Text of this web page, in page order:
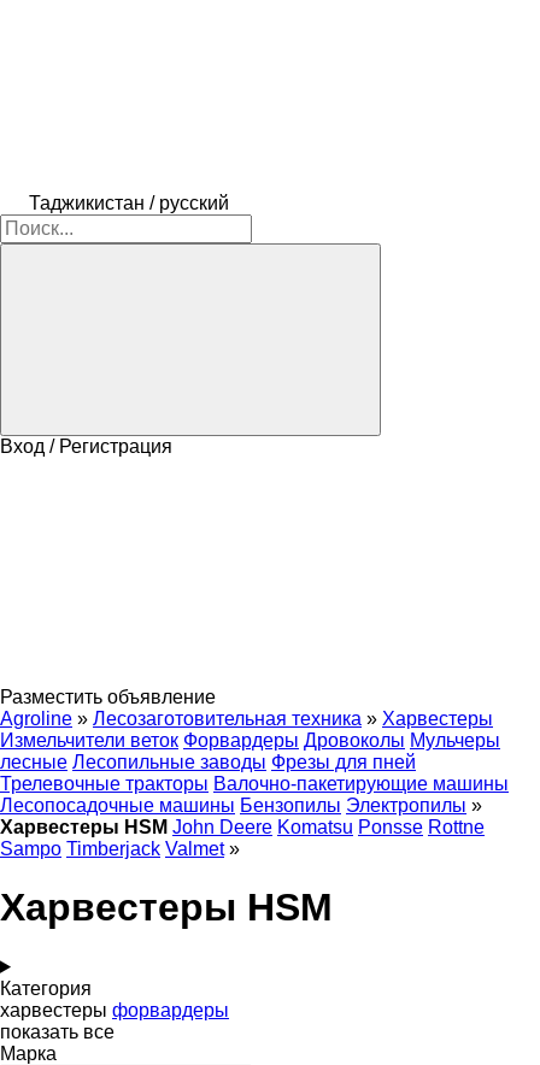
Таджикистан / русский
Вход / Регистрация
Разместить объявление
Agroline » Лесозаготовительная техника » Харвестеры
Измельчители веток Форвардеры Дровоколы Мульчеры
лесные Лесопильные заводы Фрезы для пней
Трелевочные тракторы Валочно-пакетирующие машины
Лесопосадочные машины Бензопилы Электропилы »
Харвестеры HSM John Deere Komatsu Ponsse Rottne
Sampo Timberjack Valmet »
Харвестеры HSM
Категория
харвестеры форвардеры
показать все
Марка